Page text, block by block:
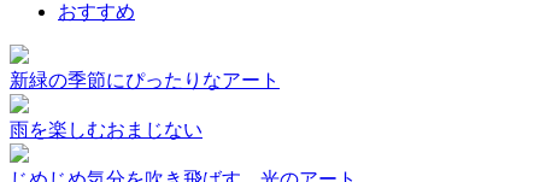
おすすめ
新緑の季節にぴったりなアート
雨を楽しむおまじない